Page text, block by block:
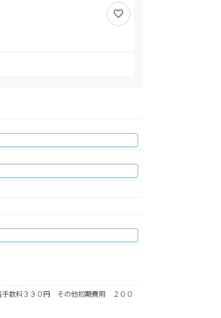
数料３３０円　その他初期費用　２００